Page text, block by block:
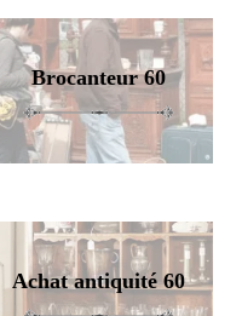
Brocanteur 60
Achat antiquité 60